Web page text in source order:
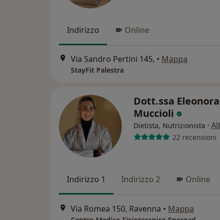
Indirizzo Online
Via Sandro Pertini 145, • Mappa
StayFit Palestra
Dott.ssa Eleonora
Muccioli
Dietista, Nutrizionista ·
22 recensioni
Indirizzo 1 Indirizzo 2 Online
Via Romea 150, Ravenna • Mappa